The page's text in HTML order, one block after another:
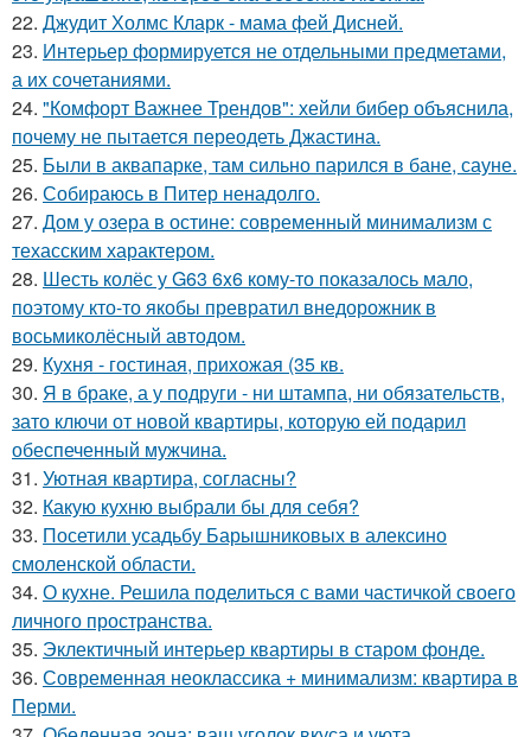
22. Джудит Холмс Кларк - мама фей Дисней.
23. Интерьер формируется не отдельными предметами,
а их сочетаниями.
24. "Комфорт Важнее Трендов": хейли бибер объяснила,
почему не пытается переодеть Джастина.
25. Были в аквапарке, там сильно парился в бане, сауне.
26. Собираюсь в Питер ненадолго.
27. Дом у озера в остине: современный минимализм с
техасским характером.
28. Шесть колёс у G63 6x6 кому-то показалось мало,
поэтому кто-то якобы превратил внедорожник в
восьмиколёсный автодом.
29. Кухня - гостиная, прихожая (35 кв.
30. Я в браке, а у подруги - ни штампа, ни обязательств,
зато ключи от новой квартиры, которую ей подарил
обеспеченный мужчина.
31. Уютная квартира, согласны?
32. Какую кухню выбрали бы для себя?
33. Посетили усадьбу Барышниковых в алексино
смоленской области.
34. О кухне. Решила поделиться с вами частичкой своего
личного пространства.
35. Эклектичный интерьер квартиры в старом фонде.
36. Современная неоклассика + минимализм: квартира в
Перми.